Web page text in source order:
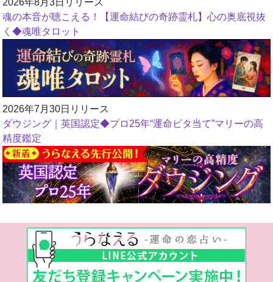
2026年8月3日リリース
魂の本音が聴こえる！【運命結びの奇跡霊札】心の奥底視抜
く◆魂唯タロット
2026年7月30日リリース
ダウジング｜英国認定◆プロ25年“運命ビタ当て”マリーの高
精度鑑定